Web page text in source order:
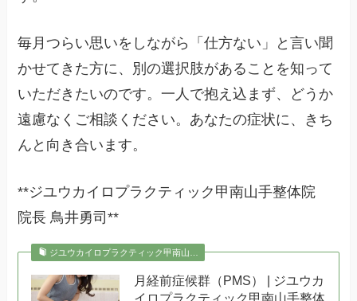
毎月つらい思いをしながら「仕方ない」と言い聞
かせてきた方に、別の選択肢があることを知って
いただきたいのです。一人で抱え込まず、どうか
遠慮なくご相談ください。あなたの症状に、きち
んと向き合います。
**ジユウカイロプラクティック甲南山手整体院
院長 鳥井勇司**
ジユウカイロプラクティック甲南山…
月経前症候群（PMS） | ジユウカ
イロプラクティック甲南山手整体